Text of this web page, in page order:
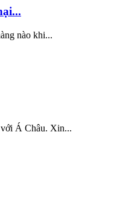
nào khi...
Á Châu. Xin...